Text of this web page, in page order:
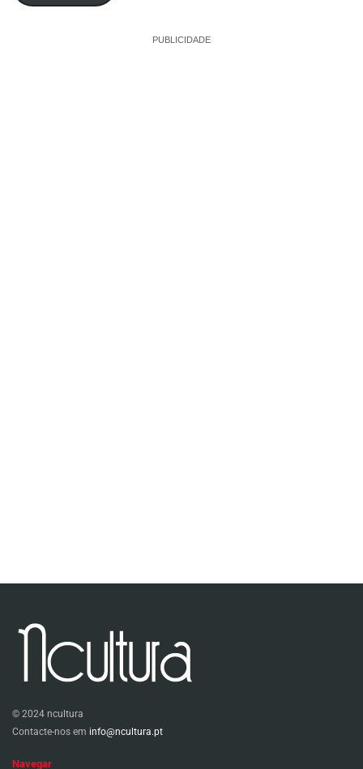
PUBLICIDADE
© 2024 ncultura
Contacte-nos em info@ncultura.pt
Navegar